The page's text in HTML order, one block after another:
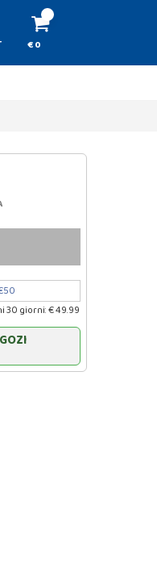
€ 0
giorni: € 49.99